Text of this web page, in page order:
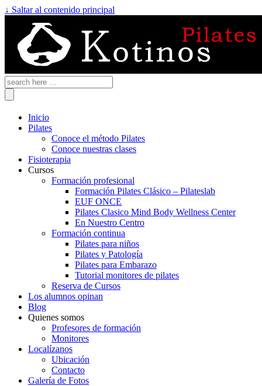
↓ Saltar al contenido principal
Inicio
Pilates
Conoce el método Pilates
Conoce nuestras clases
Fisioterapia
Cursos
Formación profesional
Formación Pilates Clásico – Pilateslab
EUF ONCE
Pilates Clasico Mind Body Wellness Center
En Nuestro Centro
Formación continua
Pilates para niños
Pilates y Patología
Pilates para Embarazo
Tutorial monitores de pilates
Reserva de Cursos
Los alumnos opinan
Blog
Quienes somos
Profesores de formación
Monitores
Localízanos
Ubicación
Contacto
Galería de Fotos